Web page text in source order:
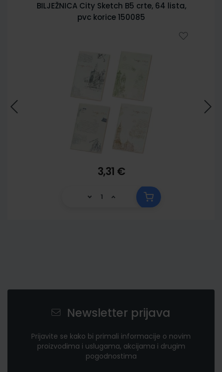
BILJEŽNICA City Sketch B5 crte, 64 lista,
pvc korice 150085
3,31 €
Newsletter prijava
Prijavite se kako bi primali informacije o novim
proizvodima i uslugama, akcijama i drugim
pogodnostima